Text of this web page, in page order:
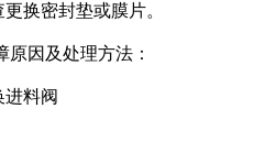
换密封垫或膜片。
因及处理方法：
进料阀